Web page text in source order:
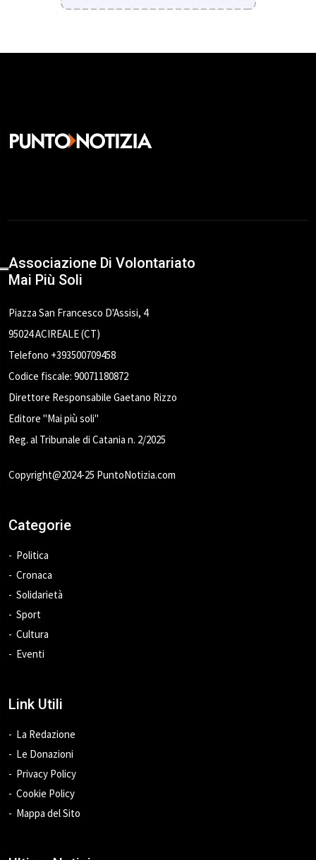
Associazione Di Volontariato
Mai Più Soli
Piazza San Francesco D'Assisi, 4
95024 ACIREALE (CT)
Telefono +393500709458
Codice fiscale: 90071180872
Direttore Responsabile Gaetano Rizzo
Editore "Mai più soli"
Reg. al Tribunale di Catania n. 2/2025
Copyright@2024-25 PuntoNotizia.com
Categorie
Politica
Cronaca
Solidarietà
Sport
Cultura
Eventi
Link Utili
La Redazione
Le Donazioni
Privacy Policy
Cookie Policy
Mappa del Sito